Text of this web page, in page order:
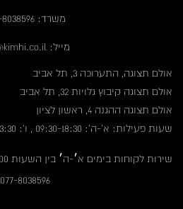
משרד: 077-8038596
מייל: info@kimhi.co.il
אולם תצוגה, התערוכה 3, תל אביב
אולם תצוגה קיבוץ גלויות 32, תל אביב
אולם תצוגה ההגנה 4, ראשון לציון
שעות פעילות: א'-ה': 09:30-18:30 , ו': 09:30-13:30
שירות לקוחות בימים א׳-ה׳ בין השעות 09:30-15:00
077-8038596